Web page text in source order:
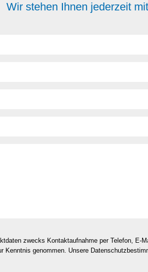
Wir stehen Ihnen jederzeit
zwecks Kontaktaufnahme per Telefon,
Kenntnis genommen. Unsere